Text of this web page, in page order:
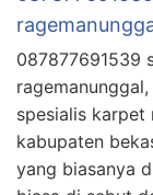
087877691539
spesialis karpet
kabupaten
yang biasanya